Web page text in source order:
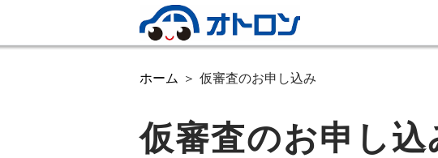
ホーム 仮審査のお申し込み
仮審査のお申し込